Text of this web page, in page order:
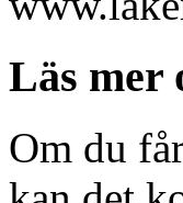
Läs mer
Om du